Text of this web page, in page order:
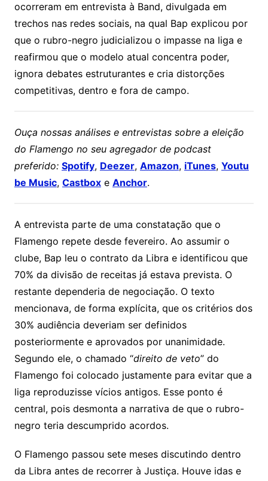
ocorreram em entrevista à Band, divulgada em
trechos nas redes sociais, na qual Bap explicou por
que o rubro-negro judicializou o impasse na liga e
reafirmou que o modelo atual concentra poder,
ignora debates estruturantes e cria distorções
competitivas, dentro e fora de campo.
Ouça nossas análises e entrevistas sobre a eleição
do Flamengo no seu agregador de podcast
preferido: Spotify, Deezer, Amazon, iTunes, Youtu
be Music, Castboxe Anchor.
A entrevista parte de uma constatação que o
Flamengo repete desde fevereiro. Ao assumir o
clube, Bap leu o contrato da Libra e identificou que
70% da divisão de receitas já estava prevista. O
restante dependeria de negociação. O texto
mencionava, de forma explícita, que os critérios dos
30% audiência deveriam ser definidos
posteriormente e aprovados por unanimidade.
Segundo ele, o chamado “direito de veto” do
Flamengo foi colocado justamente para evitar que a
liga reproduzisse vícios antigos. Esse ponto é
central, pois desmonta a narrativa de que o rubro-
negro teria descumprido acordos.
O Flamengo passou sete meses discutindo dentro
da Libra antes de recorrer à Justiça. Houve idas e